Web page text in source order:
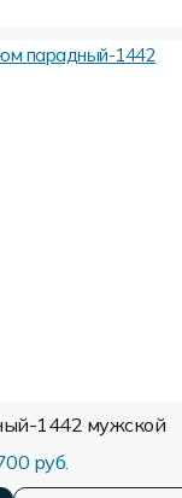
1442 мужской
руб.